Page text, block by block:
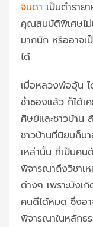
จินดา เป็นตำรา
คุณสมบัติพิเศษไ
มากนัก หรืออาจเ
ได้
เมื่อหลวงพ่ออุ้น ไ
ช่ำชองแล้ว ก็ได้เ
ศิษย์และชาวบ้าน
ชาวบ้านที่นิยมก็ม
เหล่านั้น ที่เป็นค
พิจารณาถึงวิชาเ
ต่างๆ เพราะบังเ
คนดีได้หมด ซึ่งอ
พิจารณาในหลักธ